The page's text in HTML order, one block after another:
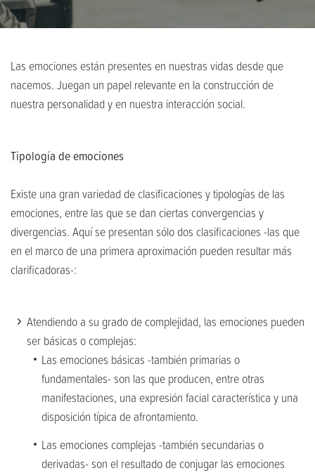
Las emociones están presentes en nuestras vidas desde que
nacemos. Juegan un papel relevante en la construcción de
nuestra personalidad y en nuestra interacción social.
Tipología de emociones
Existe una gran variedad de clasificaciones y tipologías de las
emociones, entre las que se dan ciertas convergencias y
divergencias. Aquí se presentan sólo dos clasificaciones -las que
en el marco de una primera aproximación pueden resultar más
clarificadoras-:
Atendiendo a su grado de complejidad, las emociones pueden
ser básicas o complejas:
Las emociones básicas -también primarias o
fundamentales- son las que producen, entre otras
manifestaciones, una expresión facial característica y una
disposición típica de afrontamiento.
Las emociones complejas -también secundarias o
derivadas- son el resultado de conjugar las emociones